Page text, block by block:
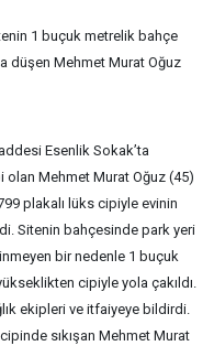
1 buçuk metrelik bahçe
düşen Mehmet Murat Oğuz
Esenlik Sokak’ta
olan Mehmet Murat Oğuz (45)
plakalı lüks cipiyle evinin
Sitenin bahçesinde park yeri
bir nedenle 1 buçuk
cipiyle yola çakıldı.
ekipleri ve itfaiyeye bildirdi.
sıkışan Mehmet Murat